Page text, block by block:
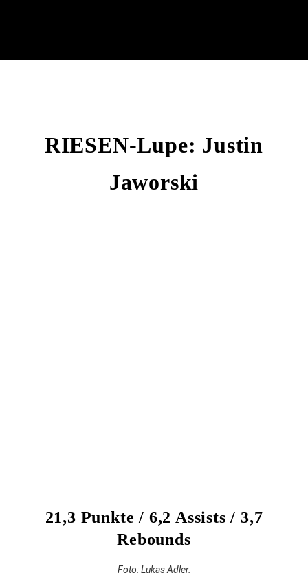
RIESEN-Lupe: Justin
Jaworski
21,3 Punkte / 6,2 Assists / 3,7
Rebounds
Foto: Lukas Adler.